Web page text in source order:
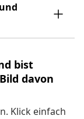
bist
davon
Klick einfach